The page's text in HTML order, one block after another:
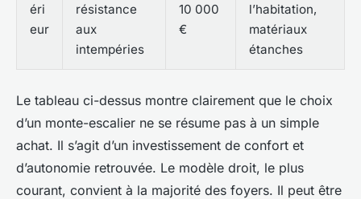
éri
eur
résistance
aux
intempéries
10 000
€
l’habitation,
matériaux
étanches
Le tableau ci-dessus montre clairement que le choix
d’un monte-escalier ne se résume pas à un simple
achat. Il s’agit d’un investissement de confort et
d’autonomie retrouvée. Le modèle droit, le plus
courant, convient à la majorité des foyers. Il peut être